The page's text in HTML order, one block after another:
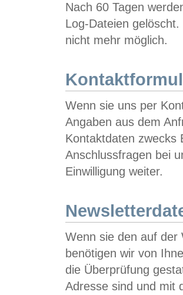
Nach 60 Tagen
Log-Dateien
nicht mehr möglich.
Wenn sie uns per
Angaben aus dem
Kontaktdaten zwecks
Anschlussfragen bei
Einwilligung weiter.
Wenn sie den auf der
benötigen wir von
die Überprüfung
Adresse sind und mit